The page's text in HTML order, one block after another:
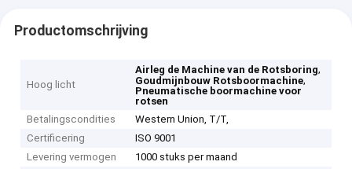
Productomschrijving
Hoog licht
Airleg de Machine van de Rotsboring,
Goudmijnbouw Rotsboormachine,
Pneumatische boormachine voor
rotsen
Betalingscondities
Western Union, T/T,
Certificering
ISO 9001
Levering vermogen
1000 stuks per maand